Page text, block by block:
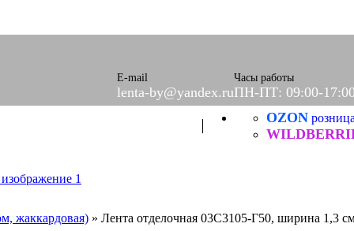
E-mail
lenta-by@yandex.ru
Часы работы
ПН-ПТ: 09:00-17:00
OZON розница
жаккардовая) » Лента отделочная 03С3105-Г50, ширина 1,3